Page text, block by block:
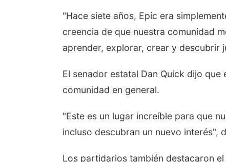
"Hace siete años, Epic era
creencia de que nuestra comunidad
aprender, explorar, crear y descubrir
El senador estatal Dan Quick dijo
comunidad en general.
"Este es un lugar increíble para que
incluso descubran un nuevo interés",
Los partidarios también destacaron